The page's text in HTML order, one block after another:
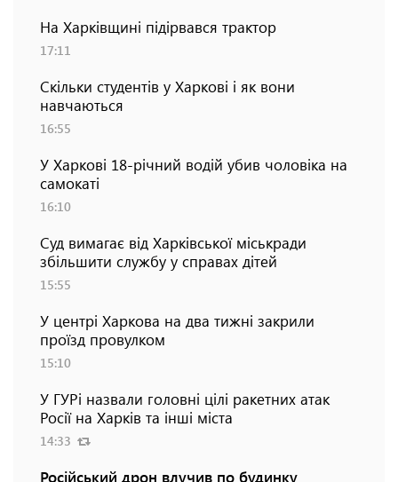
На Харківщині підірвався трактор
17:11
Скільки студентів у Харкові і як вони
навчаються
16:55
У Харкові 18-річний водій убив чоловіка на
самокаті
16:10
Суд вимагає від Харківської міськради
збільшити службу у справах дітей
15:55
У центрі Харкова на два тижні закрили
проїзд провулком
15:10
У ГУРі назвали головні цілі ракетних атак
Росії на Харків та інші міста
14:33
Російський дрон влучив по будинку